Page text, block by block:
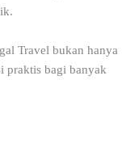
Travel bukan hanya
praktis bagi banyak